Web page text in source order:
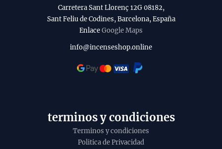
Carretera Sant Llorenç 12G 08182,
Sant Feliu de Codines, Barcelona, España
EnlaceGoogle Maps
info@incenseshop.online
terminos y condiciones
Terminos y condiciones
Politica de Privacidad